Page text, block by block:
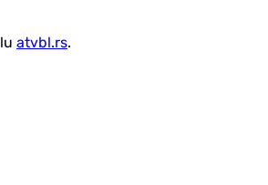
atvbl.rs.